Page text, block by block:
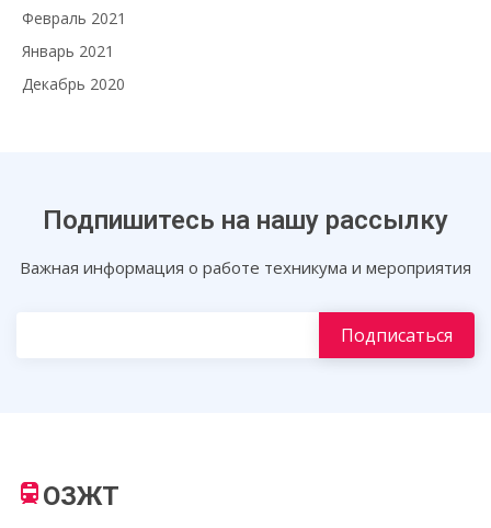
Февраль 2021
Январь 2021
Декабрь 2020
Подпишитесь на нашу рассылку
Важная информация о работе техникума и мероприятия
ОЗЖТ